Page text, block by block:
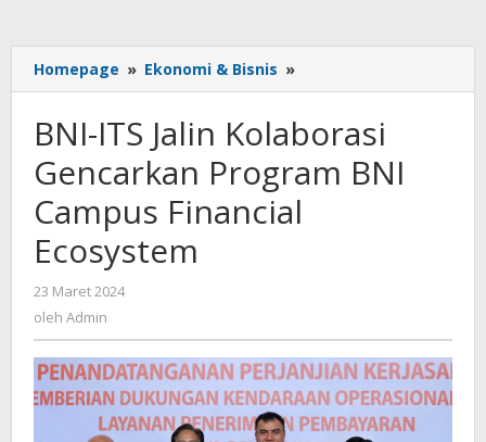
Homepage » Ekonomi & Bisnis »
ITS
Kolaborasi
Gencarkan
Program
BNI
Campus
BNI-ITS Jalin Kolaborasi
Gencarkan Program BNI
Campus Financial
Ecosystem
23 Maret 2024
oleh Admin